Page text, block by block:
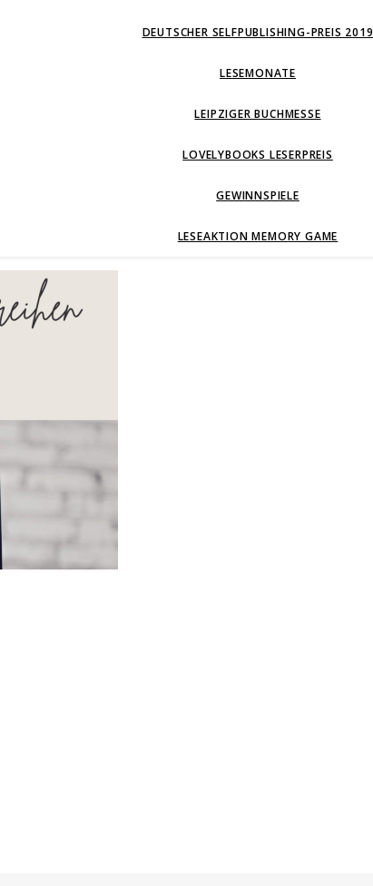
DEUTSCHER SELFPUBLISHING-PREIS 2019
LESEMONATE
LEIPZIGER BUCHMESSE
LOVELYBOOKS LESERPREIS
GEWINNSPIELE
LESEAKTION MEMORY GAME